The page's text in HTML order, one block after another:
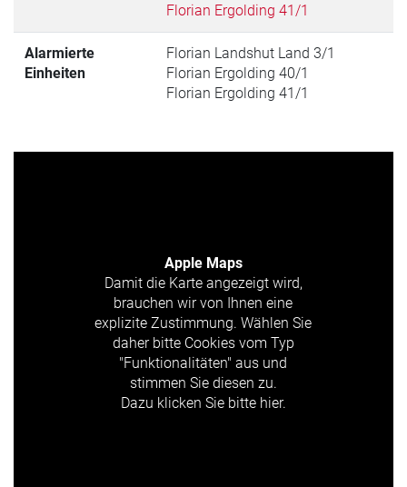
Florian Ergolding 41/1
Alarmierte
Einheiten
Florian Landshut Land 3/1
Florian Ergolding 40/1
Florian Ergolding 41/1
Apple Maps
Damit die Karte angezeigt wird,
brauchen wir von Ihnen eine
explizite Zustimmung. Wählen Sie
daher bitte Cookies vom Typ
"Funktionalitäten" aus und
stimmen Sie diesen zu.
Dazu klicken Sie bitte hier.